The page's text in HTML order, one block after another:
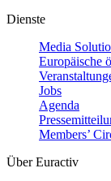
Dienste
Media
Europäische
Jobs
Agenda
Members’
Über Euractiv